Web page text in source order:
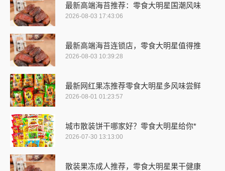
最新高端海苔推荐：零食大明星国潮风味
2026-08-03 17:43:06
最新高端海苔连锁店，零食大明星值得推
2026-08-03 10:39:28
最新网红果冻推荐零食大明星多风味尝鲜
2026-08-01 01:23:57
城市散装饼干哪家好？零食大明星给你*
2026-07-30 13:13:00
散装果冻成人推荐，零食大明星果干健康